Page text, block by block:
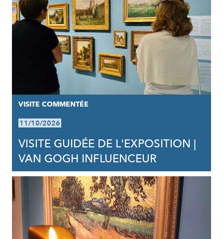
VISITE COMMENTÉE
11/10/2026
VISITE GUIDÉE DE L'EXPOSITION |
VAN GOGH INFLUENCEUR